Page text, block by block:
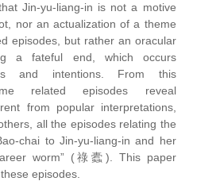
Jin-yu-liang-in is not a motive
nor an actualization of a theme
episodes, but rather an oracular
a fateful end, which occurs
and intentions. From this
related episodes reveal
from popular interpretations,
all the episodes relating the
chai to Jin-yu-liang-in and her
worm” (祿蠹). This paper
episodes.